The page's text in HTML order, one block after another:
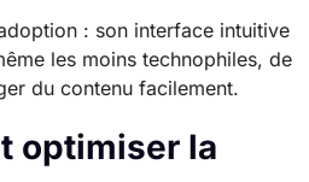
: son interface intuitive
les moins technophiles, de
du contenu facilement.
optimiser la